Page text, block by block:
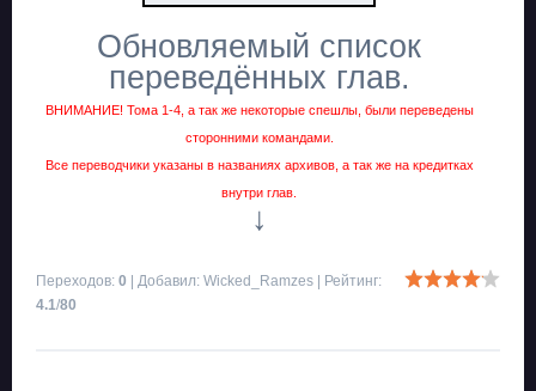
Обновляемый список
переведённых глав.
ВНИМАНИЕ! Тома 1-4, а так же некоторые спешлы, были переведены
сторонними командами.
Все переводчики указаны в названиях архивов, а так же на кредитках
внутри глав.
↓
Переходов: 0 Добавил: Wicked_Ramzes Рейтинг:
4.1/80